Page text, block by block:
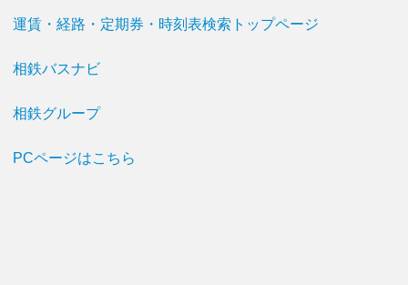
運賃・経路・定期券・時刻表検索トップページ
相鉄バスナビ
相鉄グループ
PCページはこちら